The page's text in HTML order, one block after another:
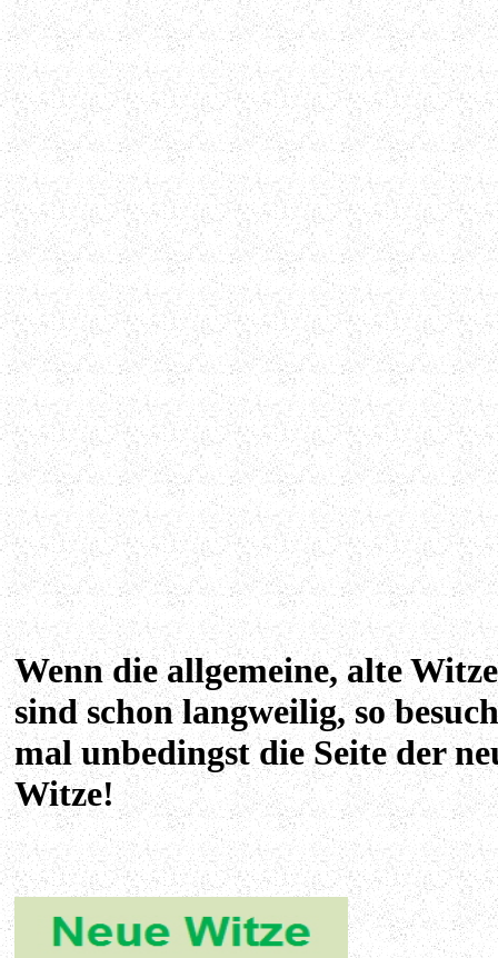
Wenn die allgemeine, alte Witze
sind schon langweilig, so besuch
mal unbedingst die Seite der
Witze!